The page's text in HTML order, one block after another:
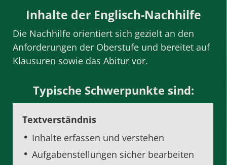
Inhalte der Englisch-Nachhilfe
Die Nachhilfe orientiert sich gezielt an den
Anforderungen der Oberstufe und bereitet auf
Klausuren sowie das Abitur vor.
Typische Schwerpunkte sind:
Textverständnis
Inhalte erfassen und verstehen
Aufgabenstellungen sicher bearbeiten